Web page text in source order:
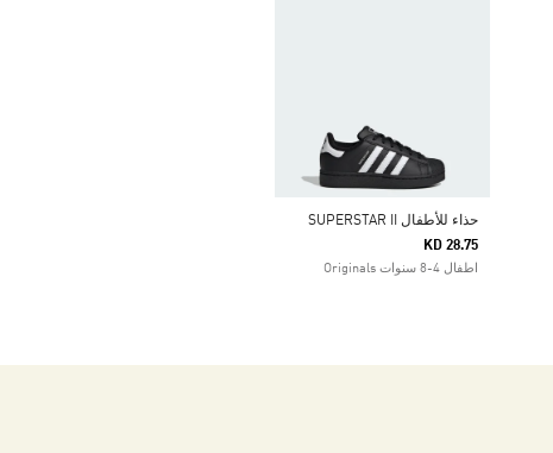
حذاء للأطفال SUPERSTAR II
KD 28.75
اطفال 4-8 سنوات Originals